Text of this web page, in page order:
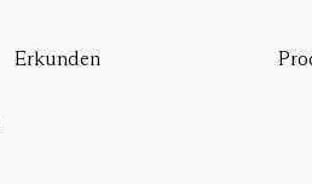
Erkunden
Einblicke